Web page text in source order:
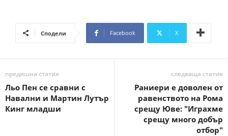
Сподели Facebook X
предишна статия
Льо Пен се сравни с
Навални и Мартин Лутър
Кинг младши
следваща статия
Раниери е доволен от
равенството на Рома
срещу Юве: "Играхме
срещу много добър
отбор"